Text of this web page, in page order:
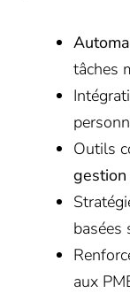
tâches
Outils
basées
aux